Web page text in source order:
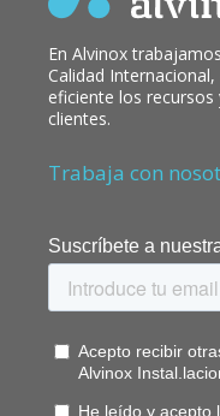
En Alvinox
Calidad
eficiente los
clientes.
Trabaja con